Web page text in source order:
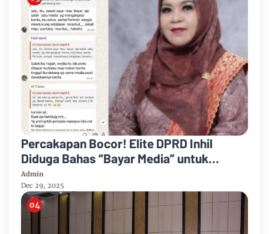
Percakapan Bocor! Elite DPRD Inhil
Diduga Bahas “Bayar Media” untuk
Dukung Kebijakan
Admin
Dec 29, 2025